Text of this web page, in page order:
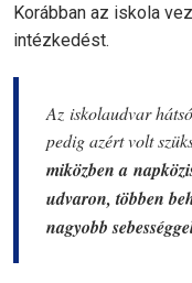
Korábban az iskola
intézkedést.
Az iskolaudvar
pedig azért volt
miközben a
udvaron, többen
nagyobb